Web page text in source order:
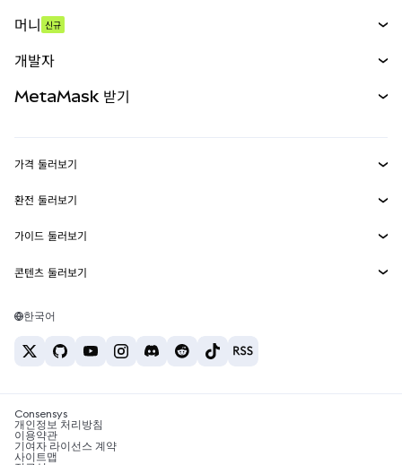
무기한 선물
실물자산
머니 신규
개발자
MetaMask Connect
Snaps
웹3 서비스
MetaMask 받기
보안
고객 지원
채용
가격 둘러보기
이더리움 가격
솔라나 가격
테더 가격
환전 둘러보기
ETH를 USD로 환전
USDT를 INR로 환전
BTC를 INR로 환전
ETH를 USDT로 환전
가이드 둘러보기
ETH 매수
USDT 매수
SHIB 매수
BNB 매수
콘텐츠 둘러보기
솔라나 지갑
암호화폐 세금 뉴스
암호화폐 매수 방법
한국어
Consensys
개인정보 처리방침
이용약관
기여자 라이선스 계약
사이트맵